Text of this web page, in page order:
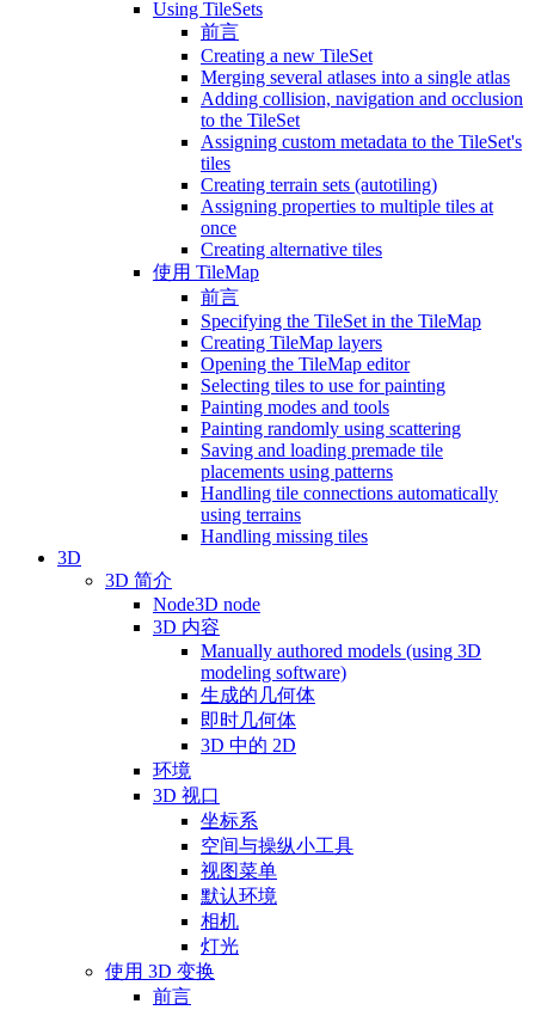
Using TileSets
前言
Creating a new TileSet
Merging several atlases into a single atlas
Adding collision, navigation and occlusion
to the TileSet
Assigning custom metadata to the TileSet's
tiles
Creating terrain sets (autotiling)
Assigning properties to multiple tiles at
once
Creating alternative tiles
使用 TileMap
前言
Specifying the TileSet in the TileMap
Creating TileMap layers
Opening the TileMap editor
Selecting tiles to use for painting
Painting modes and tools
Painting randomly using scattering
Saving and loading premade tile
placements using patterns
Handling tile connections automatically
using terrains
Handling missing tiles
3D
3D 简介
Node3D node
3D 内容
Manually authored models (using 3D
modeling software)
生成的几何体
即时几何体
3D 中的 2D
环境
3D 视口
坐标系
空间与操纵小工具
视图菜单
默认环境
相机
灯光
使用 3D 变换
前言